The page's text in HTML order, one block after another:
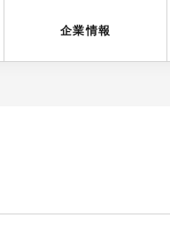
企業情報